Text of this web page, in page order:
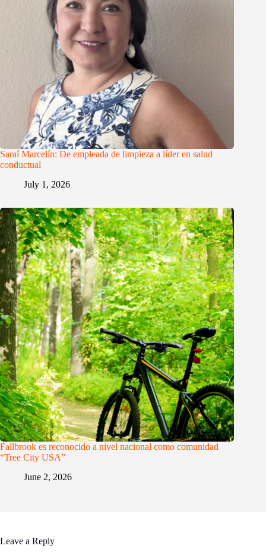
Saraí Marcelín: De empleada de limpieza a líder en salud
conductual
July 1, 2026
Fallbrook es reconocido a nivel nacional como comunidad
“Tree City USA”
June 2, 2026
Leave a Reply